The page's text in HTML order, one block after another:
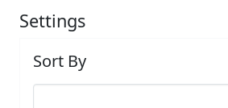
Settings
Sort By